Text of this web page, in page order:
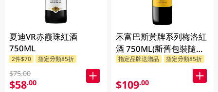
夏迪VR赤霞珠紅酒
750ML
2件$70 指定分類85折
$75.00
$58.00
禾富巴斯黃牌系列梅洛紅
酒 750ML(新舊包裝隨機
發貨)
指定品牌送贈品 指定分類85折
$109.00